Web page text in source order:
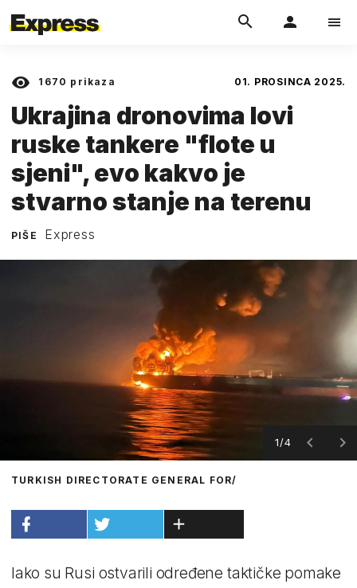
1670 prikaza 01. PROSINCA 2025.
Ukrajina dronovima lovi
ruske tankere "flote u
sjeni", evo kakvo je
stvarno stanje na terenu
PIŠE Express
1/4
TURKISH DIRECTORATE GENERAL FOR/
Iako su Rusi ostvarili određene taktičke pomake